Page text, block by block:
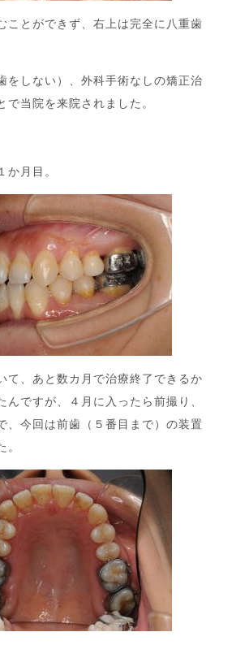
ことができず、右上は完全に八重歯
をしない）、外科手術なしの矯正治
で当院を来院されました。
か月目。
て、あと数カ月で治療終了できるか
んですが、４月に入ったら前撮り、
、今回は前歯（５番目まで）の装置